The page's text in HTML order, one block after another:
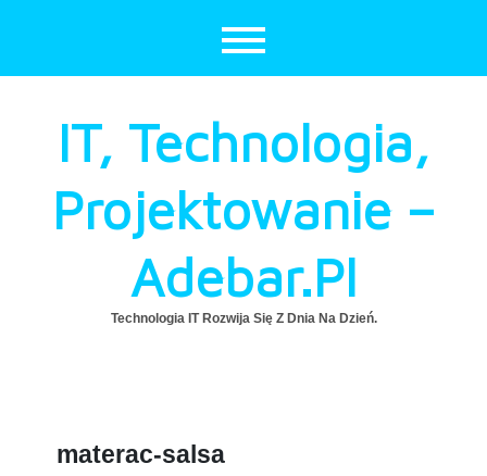
IT, Technologia,
Projektowanie –
Adebar.pl
Technologia IT Rozwija Się Z Dnia Na Dzień.
materac-salsa